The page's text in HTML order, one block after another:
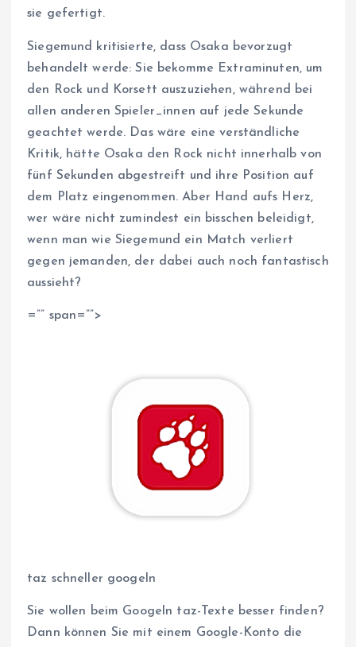
sie gefertigt.
Siegemund kritisierte, dass Osaka bevorzugt
behandelt werde: Sie bekomme Extraminuten, um
den Rock und Korsett auszuziehen, während bei
allen anderen Spieler_innen auf jede Sekunde
geachtet werde. Das wäre eine verständliche
Kritik, hätte Osaka den Rock nicht innerhalb von
fünf Sekunden abgestreift und ihre Position auf
dem Platz eingenommen. Aber Hand aufs Herz,
wer wäre nicht zumindest ein bisschen beleidigt,
wenn man wie Siegemund ein Match verliert
gegen jemanden, der dabei auch noch fantastisch
aussieht?
=”” span=””>
taz schneller googeln
Sie wollen beim Googeln taz-Texte besser finden?
Dann können Sie mit einem Google-Konto die